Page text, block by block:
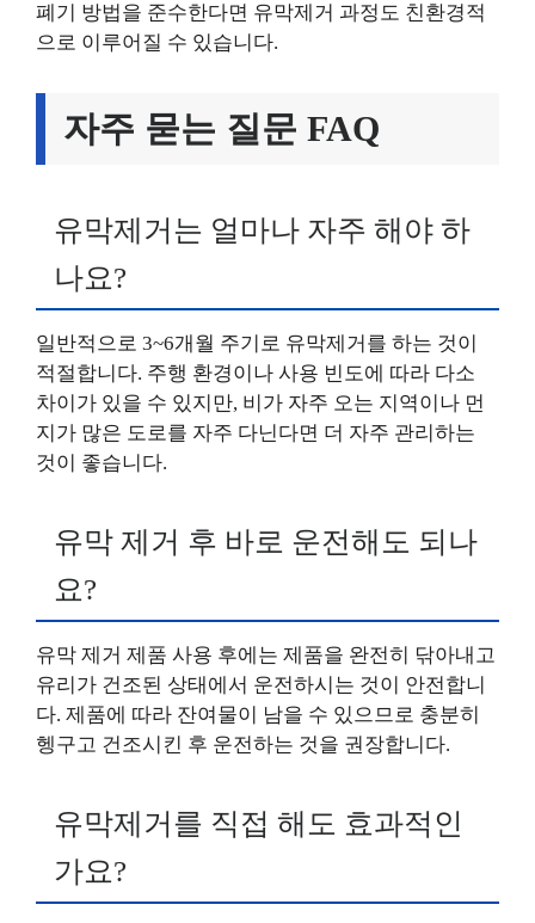
폐기 방법을 준수한다면 유막제거 과정도 친환경적
으로 이루어질 수 있습니다.
자주 묻는 질문 FAQ
유막제거는 얼마나 자주 해야 하
나요?
일반적으로 3~6개월 주기로 유막제거를 하는 것이
적절합니다. 주행 환경이나 사용 빈도에 따라 다소
차이가 있을 수 있지만, 비가 자주 오는 지역이나 먼
지가 많은 도로를 자주 다닌다면 더 자주 관리하는
것이 좋습니다.
유막 제거 후 바로 운전해도 되나
요?
유막 제거 제품 사용 후에는 제품을 완전히 닦아내고
유리가 건조된 상태에서 운전하시는 것이 안전합니
다. 제품에 따라 잔여물이 남을 수 있으므로 충분히
헹구고 건조시킨 후 운전하는 것을 권장합니다.
유막제거를 직접 해도 효과적인
가요?